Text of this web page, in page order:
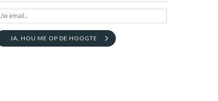
JA, HOU ME OP DE HOOGTE